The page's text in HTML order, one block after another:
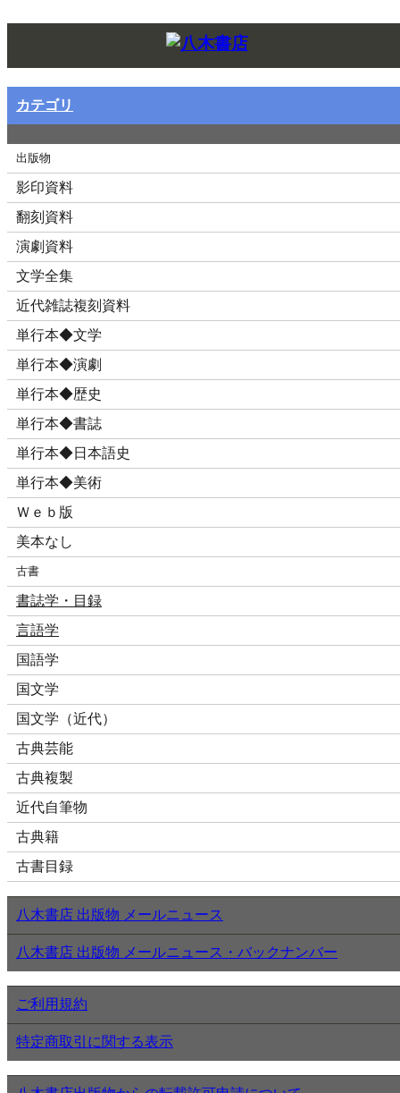
カテゴリ
出版物
影印資料
翻刻資料
演劇資料
文学全集
近代雑誌複刻資料
単行本◆文学
単行本◆演劇
単行本◆歴史
単行本◆書誌
単行本◆日本語史
単行本◆美術
Ｗｅｂ版
美本なし
古書
書誌学・目録
言語学
国語学
国文学
国文学（近代）
古典芸能
古典複製
近代自筆物
古典籍
古書目録
八木書店 出版物 メールニュース
八木書店 出版物 メールニュース・バックナンバー
ご利用規約
特定商取引に関する表示